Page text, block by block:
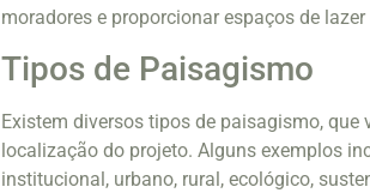
moradores e proporcionar espaços de
Tipos de Paisagismo
Existem diversos tipos de paisagismo,
localização do projeto. Alguns exemplos
institucional, urbano, rural, ecológico,